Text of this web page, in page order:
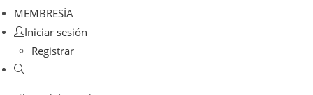
MEMBRESÍA
Iniciar sesión
Registrar